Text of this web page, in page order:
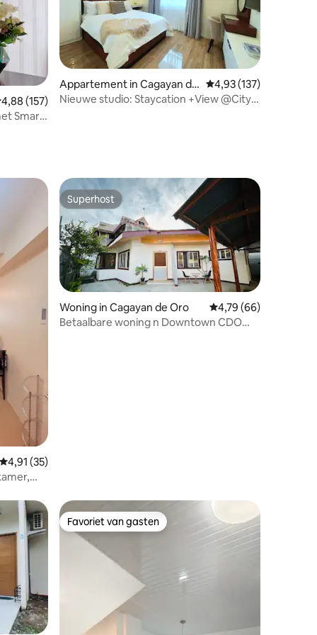
beoordeling van 4,88 uit 5, 157 recensies
4,88 (157)
Smart
Appartement in Cagayan de
Oro
Gemiddelde
4,93 (137)
Nieuwe studio: Staycation +View @City
Gemiddelde beoordeling van 4,91 uit 5, 35 recensies
4,91 (35)
Superhost
Superhost
Woning in Cagayan de Oro Gemiddelde
4,79 (66)
Betaalbare woning n Downtown CDO
Favoriet van gasten
Favoriet van gasten